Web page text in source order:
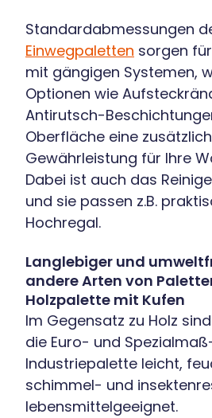
Standardabmessungen
Einwegpaletten sorgen
mit gängigen Systemen,
Optionen wie
Antirutsch-
Oberfläche eine
Gewährleistung für Ihre
Dabei ist auch das
und sie passen z.B.
Hochregal.
Langlebiger und
andere Arten von
Holzpalette mit Kufen
Im Gegensatz zu Holz
die Euro- und
Industriepalette leicht,
schimmel- und
lebensmittelgeeignet.